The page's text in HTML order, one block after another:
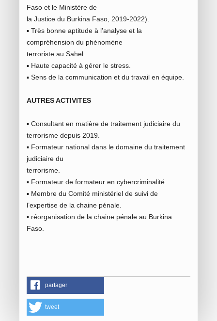
Faso et le Ministère de
la Justice du Burkina Faso, 2019-2022).
▪ Très bonne aptitude à l’analyse et la
compréhension du phénomène
terroriste au Sahel.
▪ Haute capacité à gérer le stress.
▪ Sens de la communication et du travail en équipe.
AUTRES ACTIVITES
▪ Consultant en matière de traitement judiciaire du
terrorisme depuis 2019.
▪ Formateur national dans le domaine du traitement
judiciaire du
terrorisme.
▪ Formateur de formateur en cybercriminalité.
▪ Membre du Comité ministériel de suivi de
l’expertise de la chaine pénale.
▪ réorganisation de la chaine pénale au Burkina
Faso.
partager
tweet